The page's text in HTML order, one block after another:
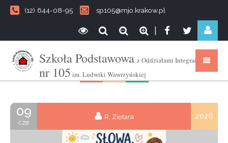
(12) 644-08-95 sp105@mjo.krakow.pl
Szkoła Podstawowa z Oddziałami Integracyjnymi
nr 105 im. Ludwiki Wawrzyńskiej
09
cze
R. Ziętara 2026